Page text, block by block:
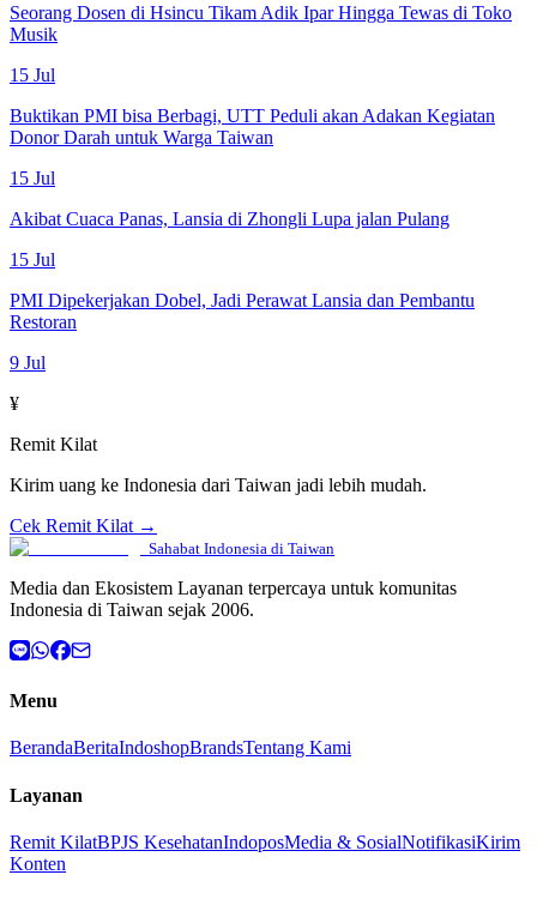
Seorang Dosen di Hsincu Tikam Adik Ipar Hingga Tewas di Toko
Musik
15 Jul
Buktikan PMI bisa Berbagi, UTT Peduli akan Adakan Kegiatan
Donor Darah untuk Warga Taiwan
15 Jul
Akibat Cuaca Panas, Lansia di Zhongli Lupa jalan Pulang
15 Jul
PMI Dipekerjakan Dobel, Jadi Perawat Lansia dan Pembantu
Restoran
9 Jul
¥
Remit Kilat
Kirim uang ke Indonesia dari Taiwan jadi lebih mudah.
Cek Remit Kilat →
Sahabat Indonesia di Taiwan
Media dan Ekosistem Layanan terpercaya untuk komunitas
Indonesia di Taiwan sejak 2006.
Menu
BerandaBeritaIndoshopBrandsTentang Kami
Layanan
Remit KilatBPJS KesehatanIndoposMedia & SosialNotifikasiKirim
Konten